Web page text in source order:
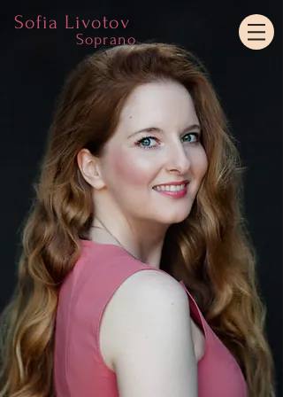
Sofia Livotov
Soprano